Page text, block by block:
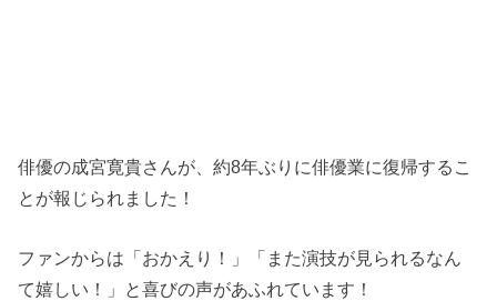
俳優の成宮寛貴さんが、約8年ぶりに俳優業に復帰するこ
とが報じられました！
ファンからは「おかえり！」「また演技が見られるなん
て嬉しい！」と喜びの声があふれています！